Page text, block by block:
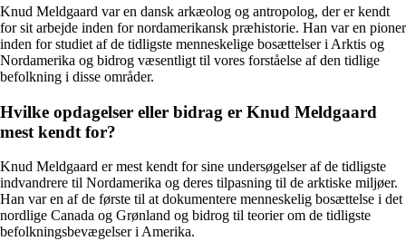
Knud Meldgaard var en dansk arkæolog og antropolog, der er kendt
for sit arbejde inden for nordamerikansk præhistorie. Han var en pioner
inden for studiet af de tidligste menneskelige bosættelser i Arktis og
Nordamerika og bidrog væsentligt til vores forståelse af den tidlige
befolkning i disse områder.
Hvilke opdagelser eller bidrag er Knud Meldgaard
mest kendt for?
Knud Meldgaard er mest kendt for sine undersøgelser af de tidligste
indvandrere til Nordamerika og deres tilpasning til de arktiske miljøer.
Han var en af de første til at dokumentere menneskelig bosættelse i det
nordlige Canada og Grønland og bidrog til teorier om de tidligste
befolkningsbevægelser i Amerika.